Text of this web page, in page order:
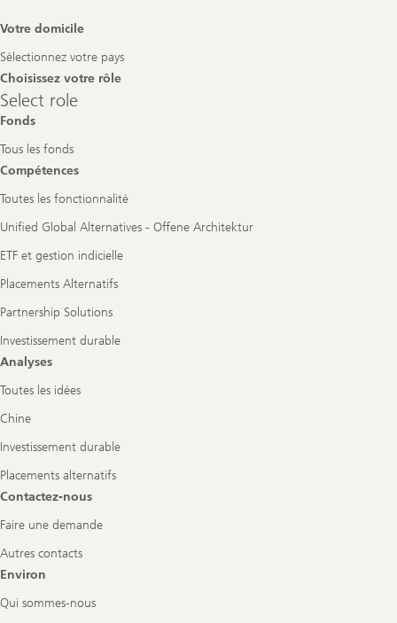
Footer
Votre domicile
Sélectionnez votre pays
Choisissez votre rôle
Select
role
Select role
Fonds
Tous les fonds
Compétences
Toutes les fonctionnalité
Unified Global Alternatives - Offene Architektur
ETF et gestion indicielle
Placements Alternatifs
Partnership Solutions
Investissement durable
Analyses
Toutes les idées
Chine
Investissement durable
Placements alternatifs
Contactez-nous
Faire une demande
Autres contacts
Environ
Qui sommes-nous